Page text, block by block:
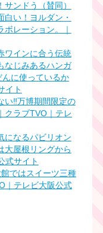
ンドう（賛同）
い！ヨルダン・
レーション。｜
ワインに合う伝統
なじみあるハンガ
んに使っているか
イト
い‼万博期間限定の
クラブTVO｜テレ
になるパビリオン
大屋根リングから
式サイト
ではスイーツ三種
｜テレビ大阪公式